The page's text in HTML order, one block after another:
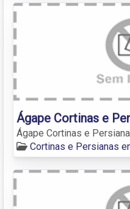
Ágape Cortinas e
Ágape Cortinas e
Cortinas e Persianas